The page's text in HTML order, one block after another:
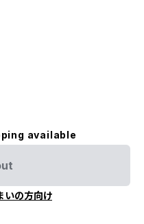
available
いの方向け